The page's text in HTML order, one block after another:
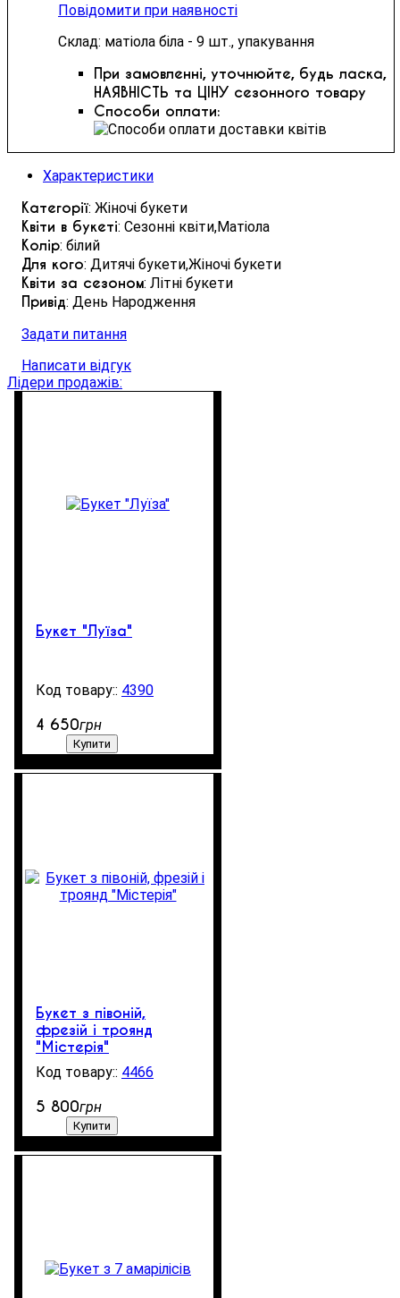
Повідомити при наявності
Склад: матіола біла - 9 шт., упакування
При замовленні, уточнюйте, будь ласка,
НАЯВНІСТЬ та ЦІНУ сезонного товару
Способи оплати:
Характеристики
Категорії: Жіночі букети
Квіти в букеті: Сезонні квіти,Матіола
Колір: білий
Для кого: Дитячі букети,Жіночі букети
Квіти за сезоном: Літні букети
Привід: День Народження
Задати питання
Написати відгук
Лідери продажів:
Букет "Луїза"
4390
4 650грн
Купити
Букет з півоній,
фрезій і троянд
"Містерія"
4466
5 800грн
Купити